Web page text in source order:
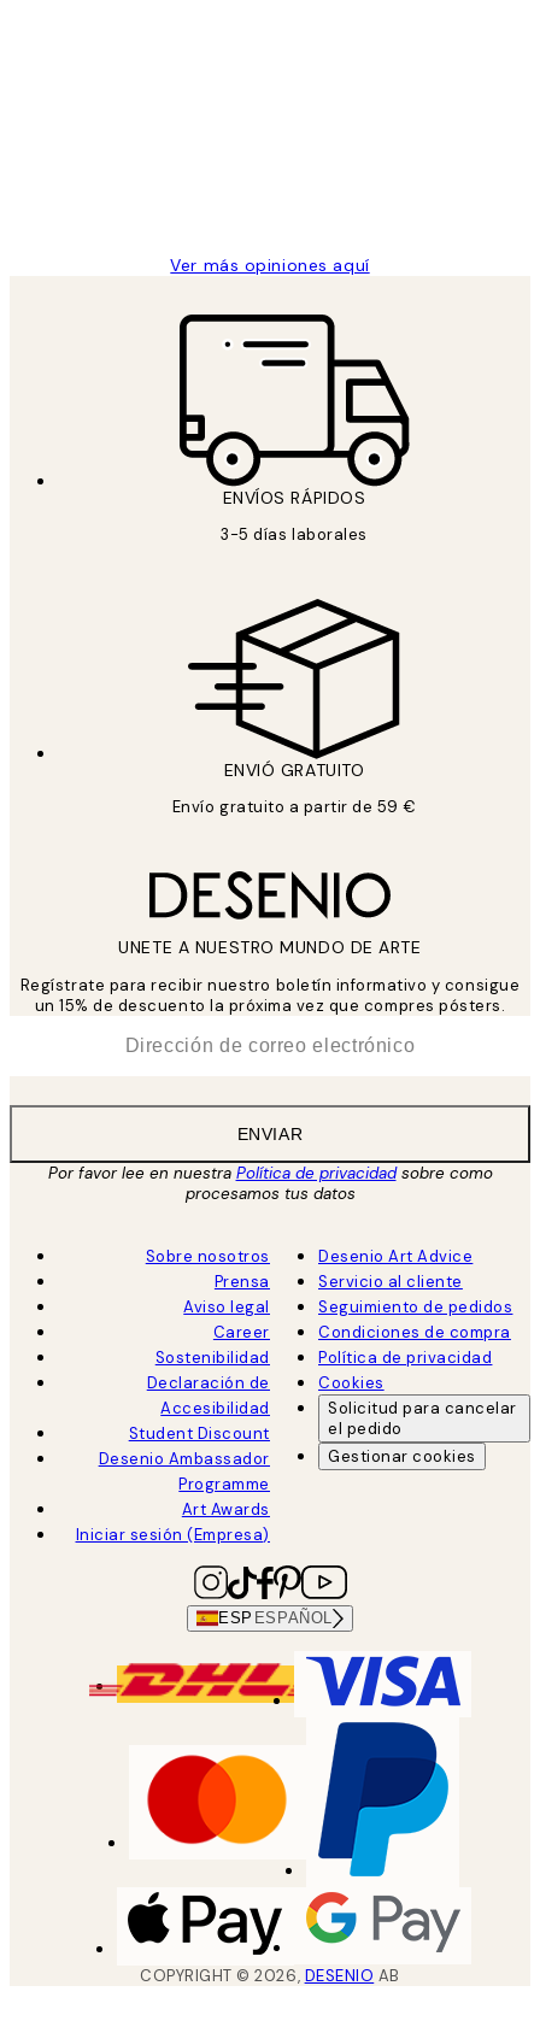
Ver más opiniones aquí
ENVÍOS RÁPIDOS
3-5 días laborales
ENVIÓ GRATUITO
Envío gratuito a partir de 59 €
UNETE A NUESTRO MUNDO DE ARTE
Regístrate para recibir nuestro boletín informativo y consigue
un 15% de descuento la próxima vez que compres pósters.
ENVIAR
Por favor lee en nuestra Política de privacidadsobre como
procesamos tus datos
Sobre nosotros
Prensa
Aviso legal
Career
Sostenibilidad
Declaración de
Accesibilidad
Student Discount
Desenio Ambassador
Programme
Art Awards
Iniciar sesión (Empresa)
Desenio Art Advice
Servicio al cliente
Seguimiento de pedidos
Condiciones de compra
Política de privacidad
Cookies
Solicitud para cancelar
el pedido
Gestionar cookies
ESP ESPAÑOL
COPYRIGHT ©2026, DESENIO AB